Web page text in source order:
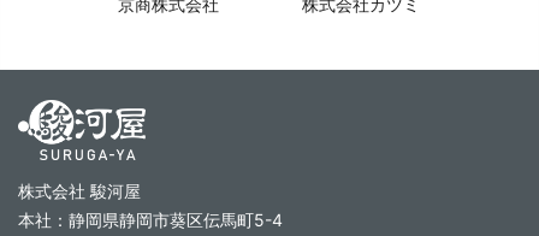
京商株式会社 株式会社カツミ
株式会社 駿河屋
本社：静岡県静岡市葵区伝馬町5-4